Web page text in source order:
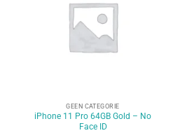
GEEN CATEGORIE
iPhone 11 Pro 64GB Gold – No
Face ID